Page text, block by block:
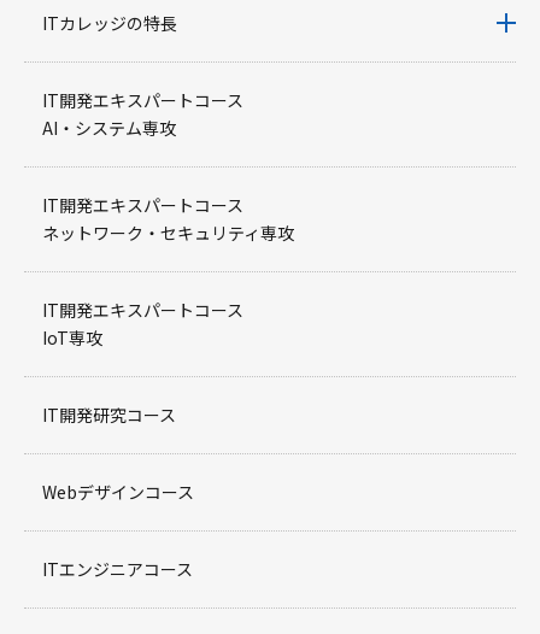
ITカレッジの特長
IT開発エキスパートコース
AI・システム専攻
IT開発エキスパートコース
ネットワーク・セキュリティ専攻
IT開発エキスパートコース
IoT専攻
IT開発研究コース
Webデザインコース
ITエンジニアコース